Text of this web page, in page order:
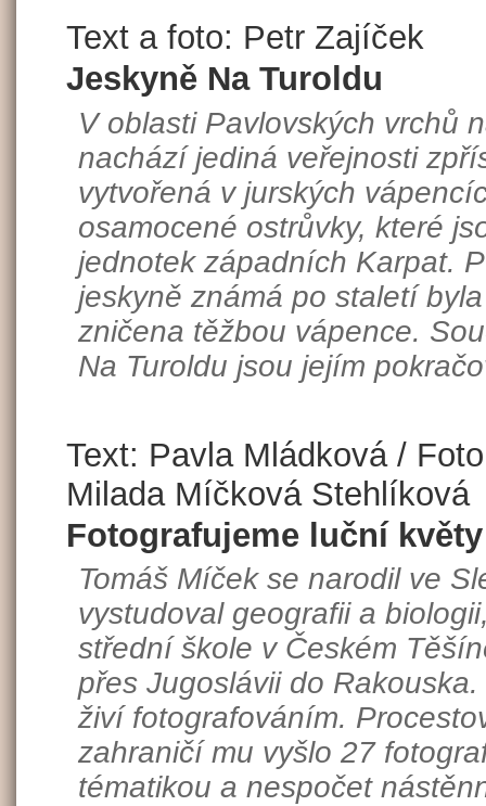
Text a foto: Petr Zajíček
Jeskyně Na Turoldu
V oblasti Pavlovských vrchů
nachází jediná veřejnosti
vytvořená v jurských
osamocené ostrůvky, které
jednotek západních Karpat.
jeskyně známá po staletí
zničena těžbou vápence.
Na Turoldu jsou jejím
Text: Pavla Mládková /
Milada Míčková Stehlíková
Fotografujeme luční
Tomáš Míček se narodil ve
vystudoval geografii a
střední škole v Českém
přes Jugoslávii do
živí fotografováním.
zahraničí mu vyšlo 27
tématikou a nespočet